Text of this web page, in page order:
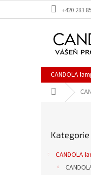
+420 283
CANDOLA
Domů
kategorie
Kategorie
CANDOLA